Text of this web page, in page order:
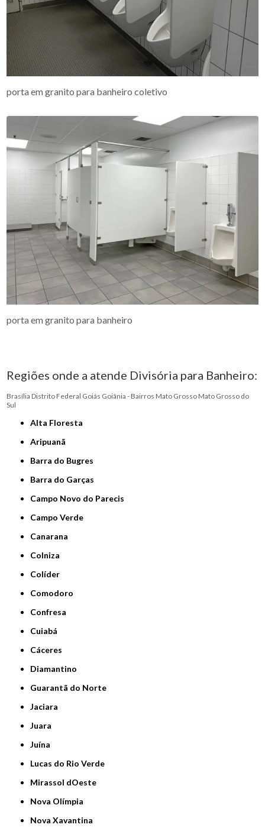
porta em granito para banheiro coletivo
porta em granito para banheiro
Regiões onde a atende Divisória para Banheiro:
Brasília Distrito Federal Goiás Goiânia - Bairros Mato Grosso Mato Grosso do
Sul
Alta Floresta
Aripuanã
Barra do Bugres
Barra do Garças
Campo Novo do Parecis
Campo Verde
Canarana
Colniza
Colíder
Comodoro
Confresa
Cuiabá
Cáceres
Diamantino
Guarantã do Norte
Jaciara
Juara
Juína
Lucas do Rio Verde
Mirassol dOeste
Nova Olímpia
Nova Xavantina